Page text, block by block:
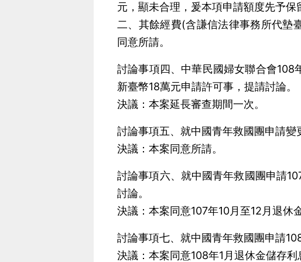
元，顯未合理，爰本項申請額度先予保
二、其餘經費(含謙信法律事務所代墊
同意所請。
討論事項四、中華民國婦女聯合會
新臺幣18萬元申請許可事，提請討論。
決議：本案延長審查期間一次。
討論事項五、就中國青年救國團申請變
決議：本案同意所請。
討論事項六、就中國青年救國團申請
討論。
決議：本案同意107年10月至12月退休
討論事項七、就中國青年救國團申請
決議：本案同意108年1月退休金儲存利